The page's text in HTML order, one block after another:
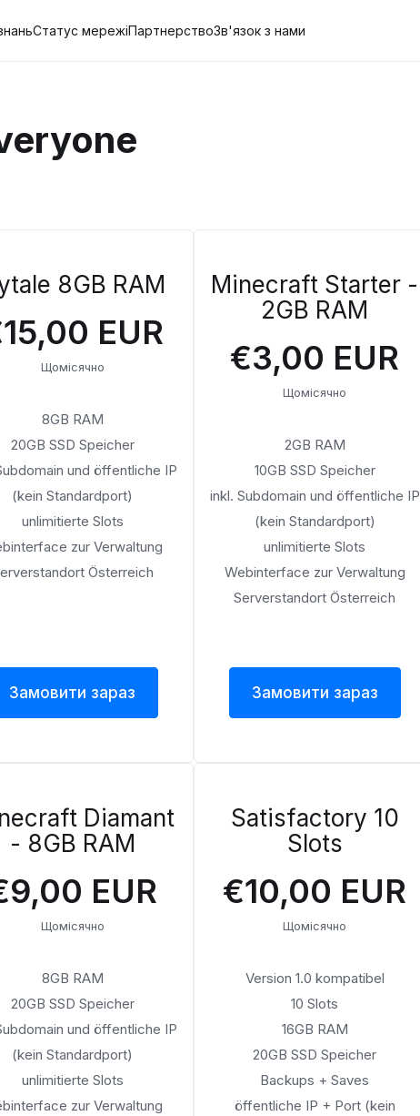
Статус мережіПартнерствоЗв'язок з нами
8GB RAM
EUR
Щомісячно
8GB RAM
20GB SSD Speicher
und öffentliche IP
(kein Standardport)
unlimitierte Slots
zur Verwaltung
Österreich
Замовити зараз
Minecraft Starter -
2GB RAM
€3,00 EUR
Щомісячно
2GB RAM
10GB SSD Speicher
inkl. Subdomain und öffentliche IP
(kein Standardport)
unlimitierte Slots
Webinterface zur Verwaltung
Serverstandort Österreich
Замовити зараз
Diamant
- 8GB RAM
EUR
Щомісячно
8GB RAM
20GB SSD Speicher
und öffentliche IP
(kein Standardport)
unlimitierte Slots
zur Verwaltung
Satisfactory 10
Slots
€10,00 EUR
Щомісячно
Version 1.0 kompatibel
10 Slots
16GB RAM
20GB SSD Speicher
Backups + Saves
öffentliche IP + Port (kein